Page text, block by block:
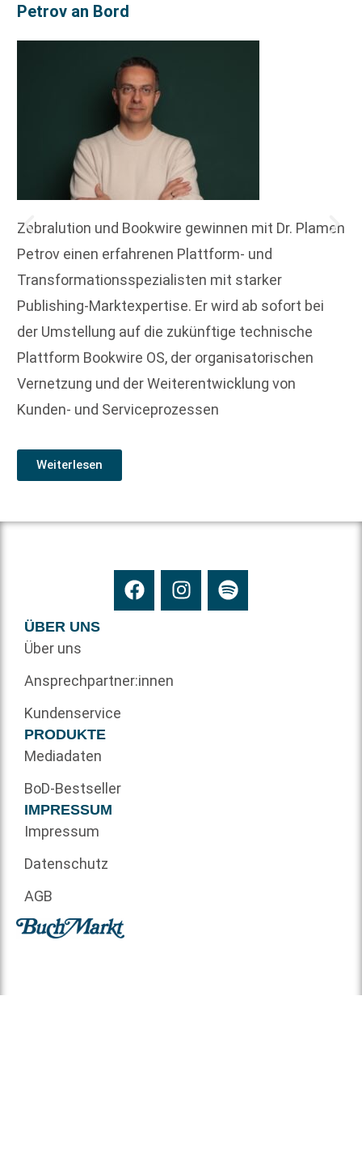
Petrov an Bord
Zebralution und Bookwire gewinnen mit Dr. Plamen
Petrov einen erfahrenen Plattform- und
Transformationsspezialisten mit starker
Publishing-Marktexpertise. Er wird ab sofort bei
der Umstellung auf die zukünftige technische
Plattform Bookwire OS, der organisatorischen
Vernetzung und der Weiterentwicklung von
Kunden- und Serviceprozessen
Weiterlesen
ÜBER UNS
Über uns
Ansprechpartner:innen
Kundenservice
PRODUKTE
Mediadaten
BoD-Bestseller
IMPRESSUM
Impressum
Datenschutz
AGB